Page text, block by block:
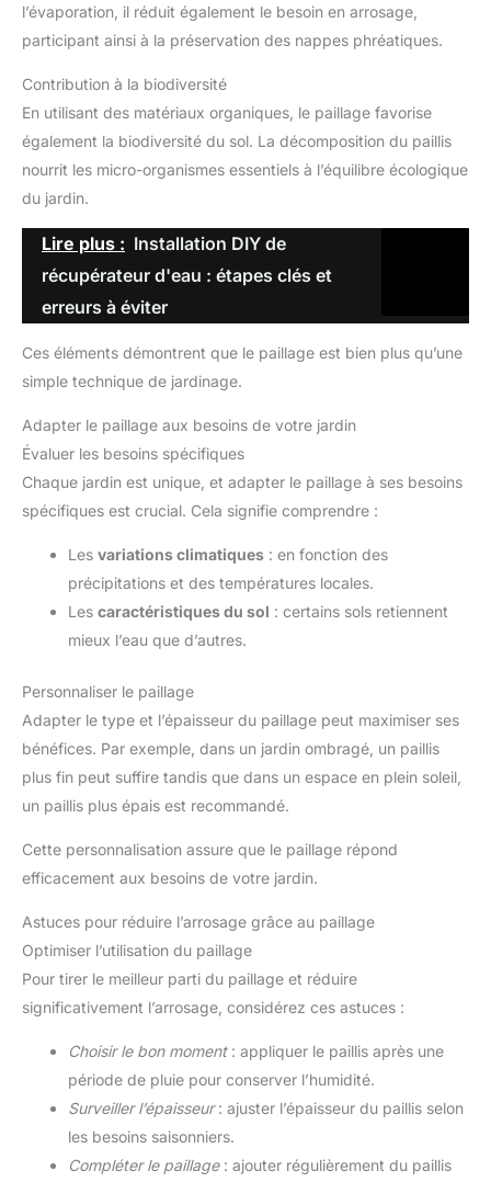
l’évaporation, il réduit également le besoin en arrosage,
participant ainsi à la préservation des nappes phréatiques.
Contribution à la biodiversité
En utilisant des matériaux organiques, le paillage favorise
également la biodiversité du sol. La décomposition du paillis
nourrit les micro-organismes essentiels à l’équilibre écologique
du jardin.
Lire plus : Installation DIY de
récupérateur d'eau : étapes clés et
erreurs à éviter
Ces éléments démontrent que le paillage est bien plus qu’une
simple technique de jardinage.
Adapter le paillage aux besoins de votre jardin
Évaluer les besoins spécifiques
Chaque jardin est unique, et adapter le paillage à ses besoins
spécifiques est crucial. Cela signifie comprendre :
Les variations climatiques : en fonction des
précipitations et des températures locales.
Les caractéristiques du sol : certains sols retiennent
mieux l’eau que d’autres.
Personnaliser le paillage
Adapter le type et l’épaisseur du paillage peut maximiser ses
bénéfices. Par exemple, dans un jardin ombragé, un paillis
plus fin peut suffire tandis que dans un espace en plein soleil,
un paillis plus épais est recommandé.
Cette personnalisation assure que le paillage répond
efficacement aux besoins de votre jardin.
Astuces pour réduire l’arrosage grâce au paillage
Optimiser l’utilisation du paillage
Pour tirer le meilleur parti du paillage et réduire
significativement l’arrosage, considérez ces astuces :
Choisir le bon moment: appliquer le paillis après une
période de pluie pour conserver l’humidité.
Surveiller l’épaisseur: ajuster l’épaisseur du paillis selon
les besoins saisonniers.
Compléter le paillage: ajouter régulièrement du paillis